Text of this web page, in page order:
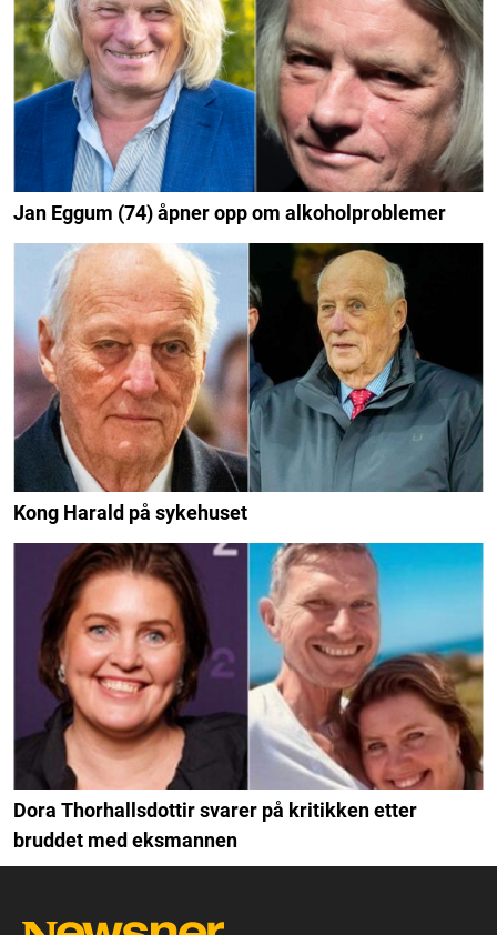
Jan Eggum (74) åpner opp om alkoholproblemer
Kong Harald på sykehuset
Dora Thorhallsdottir svarer på kritikken etter
bruddet med eksmannen